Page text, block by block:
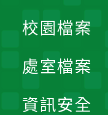
校園檔案
處室檔案
資訊安全